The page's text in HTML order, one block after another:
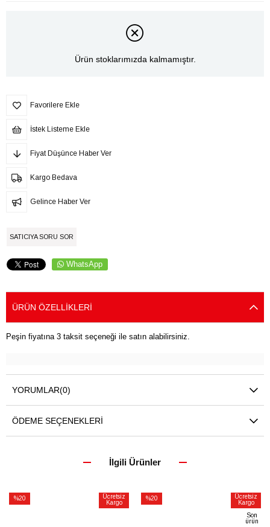
Ürün stoklarımızda kalmamıştır.
Favorilere Ekle
İstek Listeme Ekle
Fiyat Düşünce Haber Ver
Kargo Bedava
Gelince Haber Ver
SATICIYA SORU SOR
WhatsApp
ÜRÜN ÖZELLIKLERI
Peşin fiyatına 3 taksit seçeneği ile satın alabilirsiniz.
YORUMLAR(0)
ÖDEME SEÇENEKLERI
İlgili Ürünler
%20
Ücretsiz
Kargo
%20
Ücretsiz
Kargo
Son
ürün